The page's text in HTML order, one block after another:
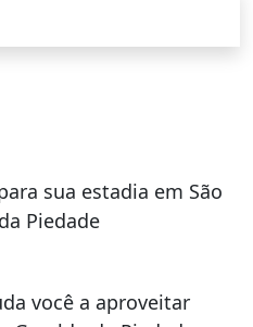
sua estadia em São
Piedade
você a aproveitar